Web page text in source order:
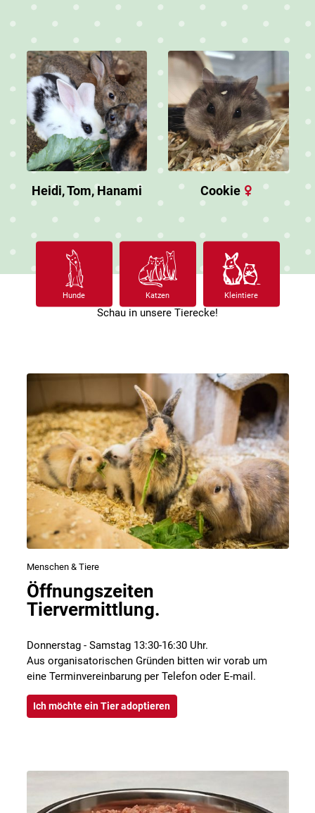
Heidi, Tom, Hanami Cookie
Hunde Katzen Kleintiere
Schau in unsere Tierecke!
Menschen & Tiere
Öffnungszeiten
Tiervermittlung.
Donnerstag - Samstag 13:30-16:30 Uhr.
Aus organisatorischen Gründen bitten wir vorab um
eine Terminvereinbarung per Telefon oder E-mail.
Ich möchte ein Tier adoptieren